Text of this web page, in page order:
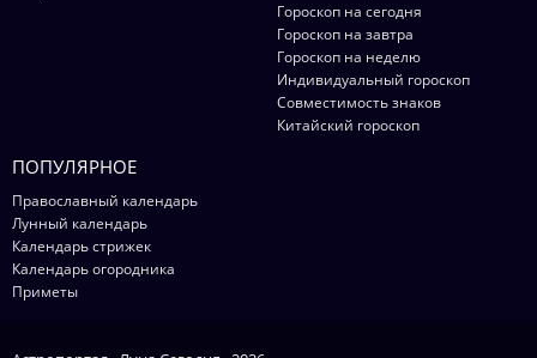
Гороскоп на сегодня
Гороскоп на завтра
Гороскоп на неделю
Индивидуальный гороскоп
Совместимость знаков
Китайский гороскоп
ПОПУЛЯРНОЕ
Православный календарь
Лунный календарь
Календарь стрижек
Календарь огородника
Приметы